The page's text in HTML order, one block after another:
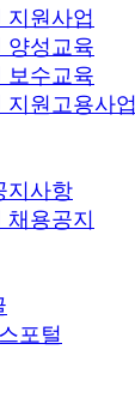
지원사업
양성교육
보수교육
지원고용사업
지사항
용공지
포털